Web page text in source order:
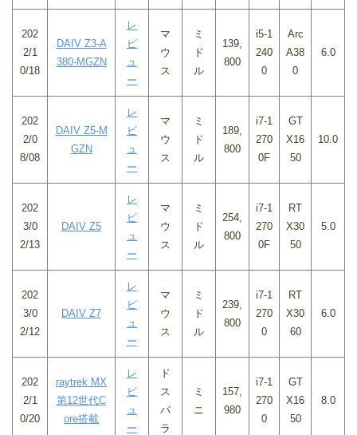
202
2/1
0/18
DAIV Z3-A
380-MGZN
レ
ビ
ュ
ー
マ
ウ
ス
ミ
ド
ル
139,
800
i5-1
240
0
Arc
A38
0
6.0
202
2/0
8/08
DAIV Z5-M
GZN
レ
ビ
ュ
ー
マ
ウ
ス
ミ
ド
ル
189,
800
i7-1
270
0F
GT
X16
50
10.0
202
3/0
2/13
DAIV Z5
レ
ビ
ュ
ー
マ
ウ
ス
ミ
ド
ル
254,
800
i7-1
270
0F
RT
X30
50
5.0
202
3/0
2/12
DAIV Z7
レ
ビ
ュ
ー
マ
ウ
ス
ミ
ド
ル
239,
800
i7-1
270
0
RT
X30
60
6.0
202
2/1
0/20
raytrek MX
第12世代C
ore搭載
レ
ビ
ュ
ー
ド
ス
パ
ラ
ミ
ニ
157,
980
i7-1
270
0
GT
X16
50
8.0